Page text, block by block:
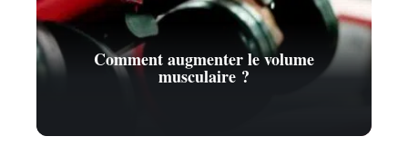
Comment augmenter le volume
musculaire ?